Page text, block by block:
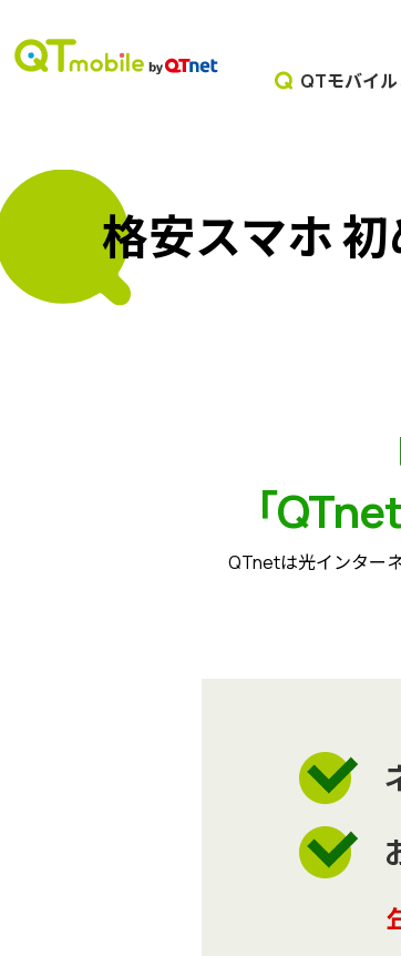
QTモバイ
格安スマホ
「
QTnetは光インター